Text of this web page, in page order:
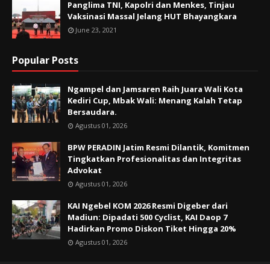
Panglima TNI, Kapolri dan Menkes, Tinjau
Vaksinasi Massal Jelang HUT Bhayangkara
June 23, 2021
Popular Posts
Ngampel dan Jamsaren Raih Juara Wali Kota
Kediri Cup, Mbak Wali: Menang Kalah Tetap
Bersaudara.
Agustus 01, 2026
BPW PERADIN Jatim Resmi Dilantik, Komitmen
Tingkatkan Profesionalitas dan Integritas
Advokat
Agustus 01, 2026
KAI Ngebel KOM 2026 Resmi Digeber dari
Madiun: Dipadati 500 Cyclist, KAI Daop 7
Hadirkan Promo Diskon Tiket Hingga 20%
Agustus 01, 2026